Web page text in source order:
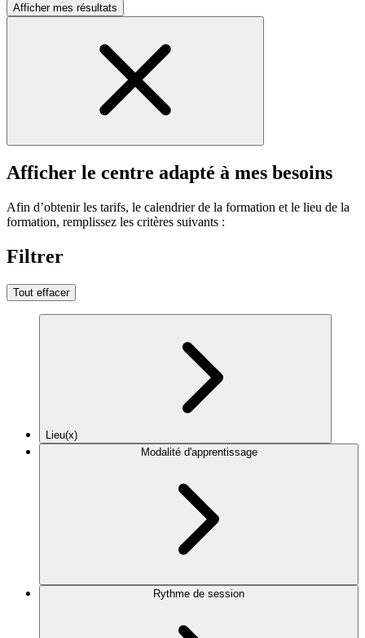
Afficher mes résultats
Afficher le centre adapté à mes besoins
Afin d’obtenir les tarifs, le calendrier de la formation et le lieu de la
formation, remplissez les critères suivants :
Filtrer
Tout effacer
Lieu(x)
Modalité d'apprentissage
Rythme de session